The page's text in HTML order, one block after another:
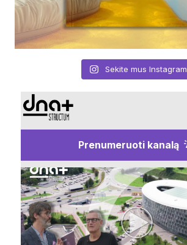
Sekite mus Instagram
Prenumeruoti kanalą